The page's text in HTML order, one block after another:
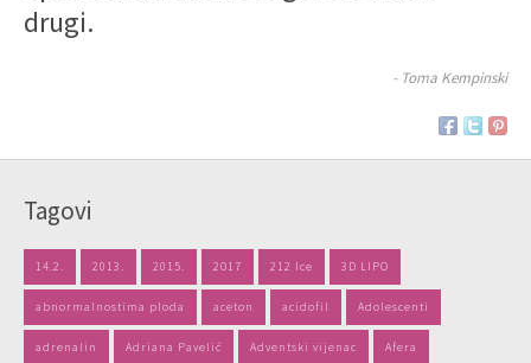
drugi.
- Toma Kempinski
Tagovi
14.2. 2013. 2015. 2017 212 Ice 3D LIPO
abnormalnostima ploda aceton acidofil Adolescenti
adrenalin Adriana Pavelić Adventski vijenac Afera